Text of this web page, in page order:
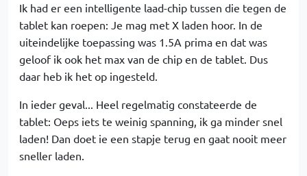
Ik had er een intelligente laad-chip tussen die tegen de
tablet kan roepen: Je mag met X laden hoor. In de
uiteindelijke toepassing was 1.5A prima en dat was
geloof ik ook het max van de chip en de tablet. Dus
daar heb ik het op ingesteld.
In ieder geval... Heel regelmatig constateerde de
tablet: Oeps iets te weinig spanning, ik ga minder snel
laden! Dan doet ie een stapje terug en gaat nooit meer
sneller laden.